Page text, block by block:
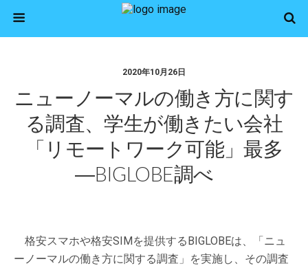
2020年10月26日
ニューノーマルの働き方に関す
る調査、学生が働きたい会社
「リモートワーク可能」最多
―BIGLOBE調べ
格安スマホや格安SIMを提供するBIGLOBEは、「ニュ
ーノーマルの働き方に関する調査」を実施し、その調査